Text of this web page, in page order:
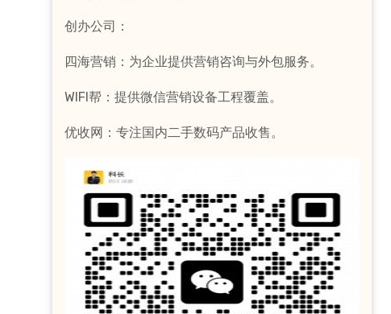
创办公司：
四海营销：为企业提供营销咨询与外包服务。
WIFI帮：提供微信营销设备工程覆盖。
优收网：专注国内二手数码产品收售。